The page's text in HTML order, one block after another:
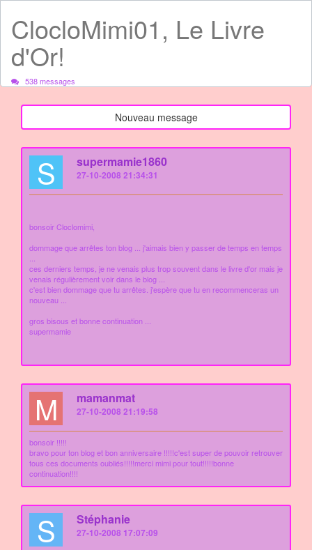
ClocloMimi01, Le Livre
d'Or!
538 messages
Nouveau message
S supermamie1860
27-10-2008 21:34:31
bonsoir Cloclomimi,
dommage que arrêtes ton blog ... j'aimais bien y passer de temps en temps
ces derniers temps, je ne venais plus trop souvent dans le livre d'or mais je
venais régulièrement voir dans le blog ...
c'est bien dommage que tu arrêtes. j'espère que tu en recommenceras un
nouveau ...
gros bisous et bonne continuation ...
supermamie
M mamanmat
27-10-2008 21:19:58
bonsoir !!!!!
bravo pour ton blog et bon anniversaire !!!!!c'est super de pouvoir retrouver
tous ces documents oubliés!!!!!merci mimi pour tout!!!!!bonne
continuation!!!!
S Stéphanie
27-10-2008 17:07:09